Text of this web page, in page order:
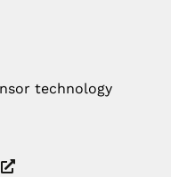
technology